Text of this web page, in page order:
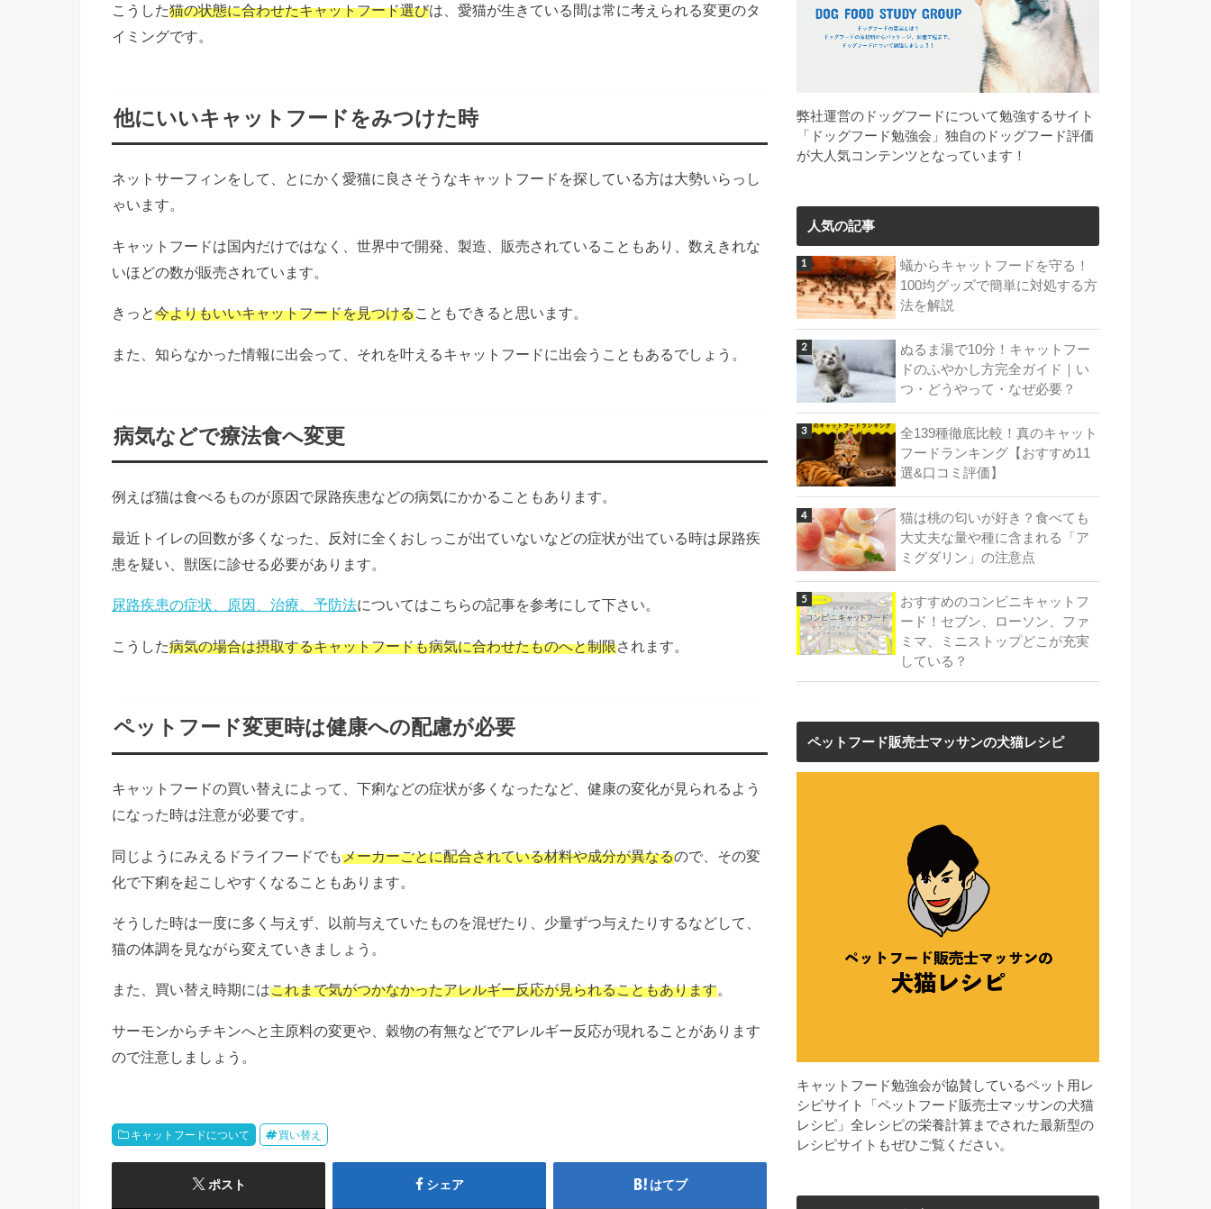
こうした猫の状態に合わせたキャットフード選びは、愛猫が生きている間は常に考えられる変更のタ
イミングです。
他にいいキャットフードをみつけた時
ネットサーフィンをして、とにかく愛猫に良さそうなキャットフードを探している方は大勢いらっし
ゃいます。
キャットフードは国内だけではなく、世界中で開発、製造、販売されていることもあり、数えきれな
いほどの数が販売されています。
きっと今よりもいいキャットフードを見つけることもできると思います。
また、知らなかった情報に出会って、それを叶えるキャットフードに出会うこともあるでしょう。
病気などで療法食へ変更
例えば猫は食べるものが原因で尿路疾患などの病気にかかることもあります。
最近トイレの回数が多くなった、反対に全くおしっこが出ていないなどの症状が出ている時は尿路疾
患を疑い、獣医に診せる必要があります。
尿路疾患の症状、原因、治療、予防法についてはこちらの記事を参考にして下さい。
こうした病気の場合は摂取するキャットフードも病気に合わせたものへと制限されます。
ペットフード変更時は健康への配慮が必要
キャットフードの買い替えによって、下痢などの症状が多くなったなど、健康の変化が見られるよう
になった時は注意が必要です。
同じようにみえるドライフードでもメーカーごとに配合されている材料や成分が異なるので、その変
化で下痢を起こしやすくなることもあります。
そうした時は一度に多く与えず、以前与えていたものを混ぜたり、少量ずつ与えたりするなどして、
猫の体調を見ながら変えていきましょう。
また、買い替え時期にはこれまで気がつかなかったアレルギー反応が見られることもあります。
サーモンからチキンへと主原料の変更や、穀物の有無などでアレルギー反応が現れることがあります
ので注意しましょう。
キャットフードについて 買い替え
ポスト シェア はてブ
弊社運営のドッグフードについて勉強するサイト
「ドッグフード勉強会」独自のドッグフード評価
が大人気コンテンツとなっています！
人気の記事
蟻からキャットフードを守る！
100均グッズで簡単に対処する方
法を解説
ぬるま湯で10分！キャットフー
ドのふやかし方完全ガイド｜い
つ・どうやって・なぜ必要？
全139種徹底比較！真のキャット
フードランキング【おすすめ11
選&口コミ評価】
猫は桃の匂いが好き？食べても
大丈夫な量や種に含まれる「ア
ミグダリン」の注意点
おすすめのコンビニキャットフ
ード！セブン、ローソン、ファ
ミマ、ミニストップどこが充実
している？
ペットフード販売士マッサンの犬猫レシピ
キャットフード勉強会が協賛しているペット用レ
シピサイト「ペットフード販売士マッサンの犬猫
レシピ」全レシピの栄養計算までされた最新型の
レシピサイトもぜひご覧ください。